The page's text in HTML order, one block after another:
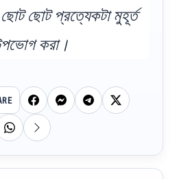
ছোট প্রত্যেকটা মুহূর্ত
করা।